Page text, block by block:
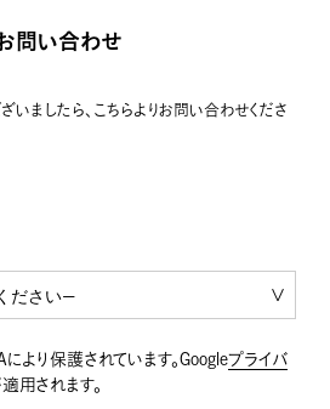
問い合わせ
いましたら、こちらよりお問い合わせくださ
より保護されています。Googleプライバ
用されます。